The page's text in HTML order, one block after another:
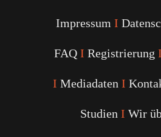
Impressum I
FAQ I Registrierung I
I Mediadaten I
Studien I Wir